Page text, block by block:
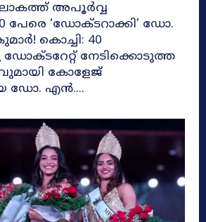
അപൂർവ്വ
പേരെ ‘ഡോക്ടറാക്കി’ ഡോ.
40
നേടിക്കൊടുത്ത
കോളേജ്
ഡോ. എൻ....